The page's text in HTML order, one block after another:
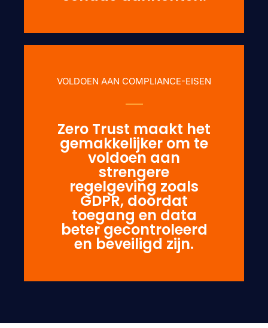
VOLDOEN AAN COMPLIANCE-EISEN
Zero Trust maakt het
gemakkelijker om te
voldoen aan
strengere
regelgeving zoals
GDPR, doordat
toegang en data
beter gecontroleerd
en beveiligd zijn.